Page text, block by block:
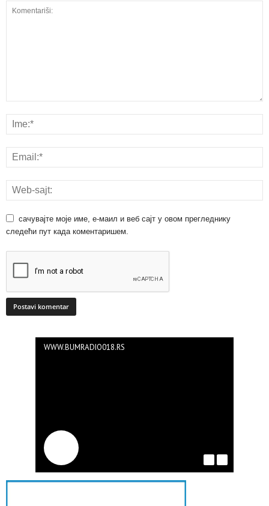
сачувајте моје име, е-маил и веб сајт у овом прегледнику
следећи пут када коментаришем.
WWW.BUMRADIO018.RS